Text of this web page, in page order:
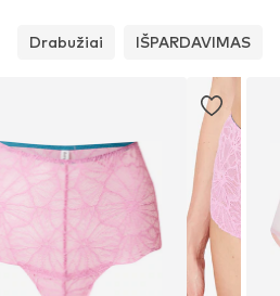
Drabužiai IŠPARDAVIMAS